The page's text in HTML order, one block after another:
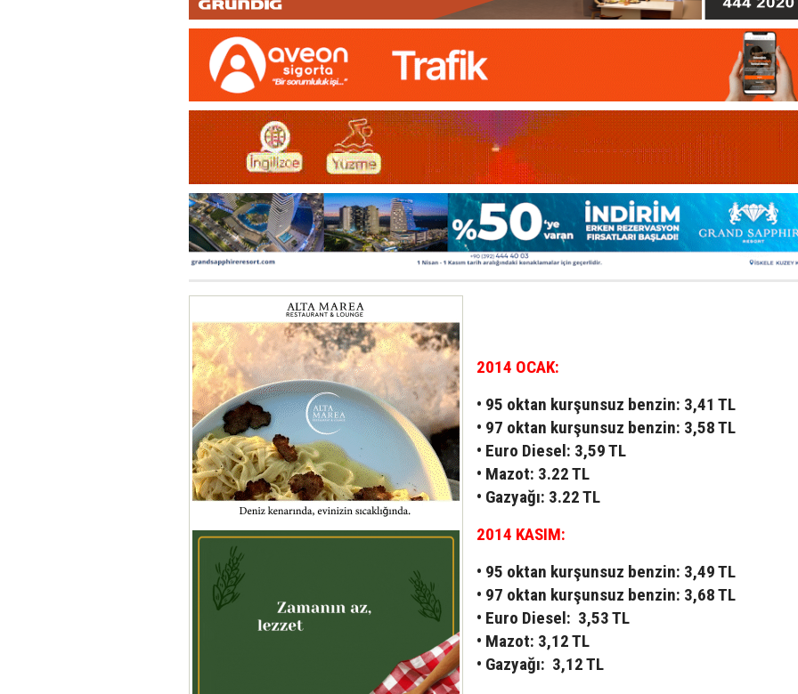
2014 OCAK:
• 95 oktan kurşunsuz benzin: 3,41 TL
• 97 oktan kurşunsuz benzin: 3,58 TL
• Euro Diesel: 3,59 TL
• Mazot: 3.22 TL
• Gazyağı: 3.22 TL
2014 KASIM:
• 95 oktan kurşunsuz benzin: 3,49 TL
• 97 oktan kurşunsuz benzin: 3,68 TL
• Euro Diesel: 3,53 TL
• Mazot: 3,12 TL
• Gazyağı: 3,12 TL